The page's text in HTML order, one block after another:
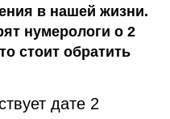
в нашей жизни.
нумерологи о 2
стоит обратить
дате 2